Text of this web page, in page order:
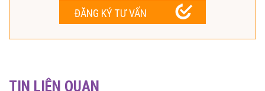
ĐĂNG KÝ TƯ VẤN
TIN LIÊN QUAN